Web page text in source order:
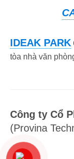
IDEAK PARK
tòa nhà văn
Công ty Cổ
(Provina